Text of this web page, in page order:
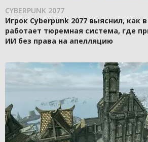
CYBERPUNK 2077
Игрок Cyberpunk 2077 выяснил, как
работает тюремная система, где
ИИ без права на апелляцию